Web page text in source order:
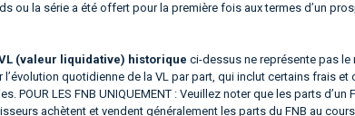
ou la série a été offert pour la première fois aux termes d’un
(valeur liquidative) historique ci-dessus ne représente pas le
l’évolution quotidienne de la VL par part, qui inclut certains frais
POUR LES FNB UNIQUEMENT : Veuillez noter que les parts
achètent et vendent généralement les parts du FNB au